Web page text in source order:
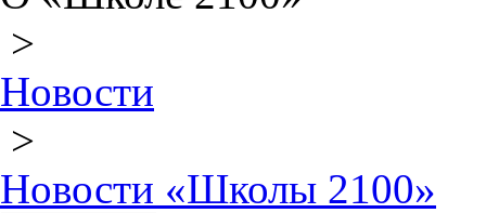
>
Новости
>
Новости «Школы 2100»